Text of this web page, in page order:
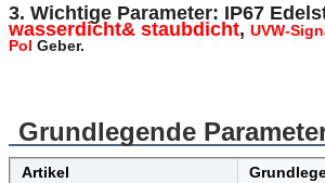
3. Wichtige Parameter: IP67
wasserdicht& staubdicht, UVW-
Pol Geber.
Grundlegende
Artikel